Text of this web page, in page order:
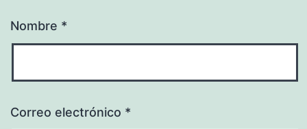
Nombre *
Correo electrónico *